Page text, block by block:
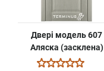
Двері модель 607
Аляска (засклена)